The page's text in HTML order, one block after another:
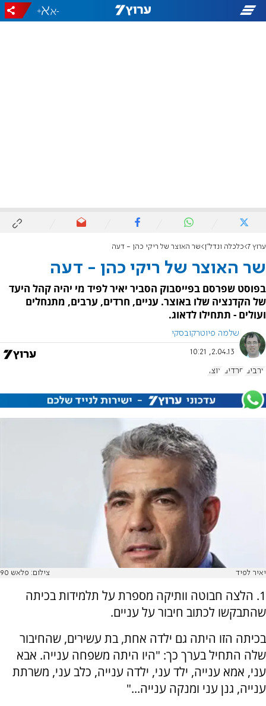
-
+
ערוץ 7 כלכלה ונדל"ן שר האוצר של ריקי כהן - דעה
שר האוצר של ריקי כהן - דעה
בפוסט שפרסם בפייסבוק הסביר יאיר לפיד מי יהיה קהל היעד
של הקדנציה שלו באוצר. עניים, חרדים, ערבים, מתנחלים
ועולים - תתחילו לדאוג.
שלמה פיוטרקובסקי
2.04.13, 10:21
ערבים חרדים אוצר
יאיר לפיד צילום: פלאש 90
1. הלצה חבוטה וותיקה מספרת על תלמידות בכיתה
שהתבקשו לכתוב חיבור על עניים.
בכיתה הזו היתה גם ילדה אחת, בת עשירים, שהחיבור
שלה התחיל בערך כך: "היו היתה משפחה ענייה. אבא
עני, אמא ענייה, ילד עני, ילדה ענייה, כלב עני, משרתת
ענייה, גנן עני ומנקה ענייה..."